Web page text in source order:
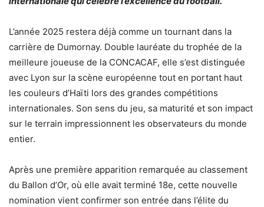
L’année 2025 restera déjà comme un tournant dans la
carrière de Dumornay. Double lauréate du trophée de la
meilleure joueuse de la CONCACAF, elle s’est distinguée
avec Lyon sur la scène européenne tout en portant haut
les couleurs d’Haïti lors des grandes compétitions
internationales. Son sens du jeu, sa maturité et son impact
sur le terrain impressionnent les observateurs du monde
entier.
Après une première apparition remarquée au classement
du Ballon d’Or, où elle avait terminé 18e, cette nouvelle
nomination vient confirmer son entrée dans l’élite du